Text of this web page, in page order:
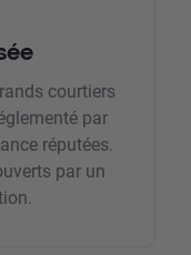
courtiers
par
réputées.
par un